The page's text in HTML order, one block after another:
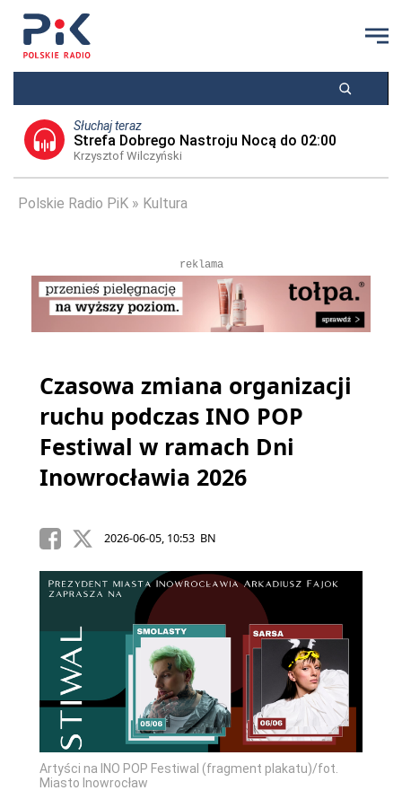
Słuchaj teraz
Strefa Dobrego Nastroju Nocą do 02:00
Krzysztof Wilczyński
Polskie Radio PiK Kultura
reklama
Czasowa zmiana organizacji
ruchu podczas INO POP
Festiwal w ramach Dni
Inowrocławia 2026
2026-06-05, 10:53 BN
Artyści na INO POP Festiwal (fragment plakatu)/fot.
Miasto Inowrocław